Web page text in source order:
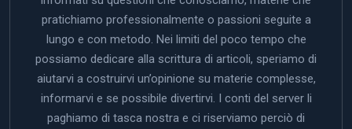
pratichiamo professionalmente o passioni seguite a
lungo e con metodo. Nei limiti del poco tempo che
possiamo dedicare alla scrittura di articoli, speriamo di
aiutarvi a costruirvi un’opinione su materie complesse,
informarvi e se possibile divertirvi. I conti del server li
paghiamo di tasca nostra e ci riserviamo perciò di